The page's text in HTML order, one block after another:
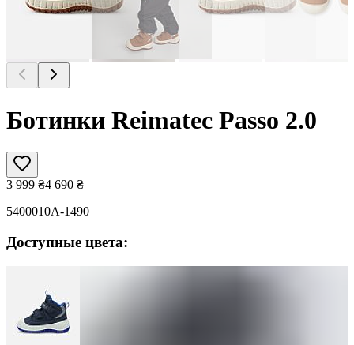
Ботинки Reimatec Passo 2.0
3 999 ₴4 690 ₴
5400010A-1490
Доступные цвета: